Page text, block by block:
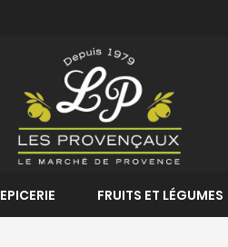
EPICERIE FRUITS ET LÉGUMES